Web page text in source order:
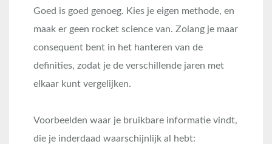
Goed is goed genoeg. Kies je eigen methode, en
maak er geen rocket science van. Zolang je maar
consequent bent in het hanteren van de
definities, zodat je de verschillende jaren met
elkaar kunt vergelijken.
Voorbeelden waar je bruikbare informatie vindt,
die je inderdaad waarschijnlijk al hebt: